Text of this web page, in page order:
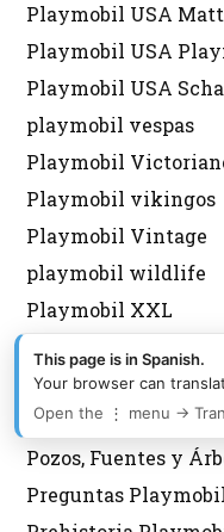
Playmobil USA
Playmobil USA
Playmobil USA
playmobil vespas
Playmobil
Playmobil vikingos
Playmobil Vintage
playmobil wildlife
Playmobil XXL
Policias Playmobil
PopStars y Música
Porsche Playmobil
Pozos, Fuentes y
Preguntas
This page is in Spanish.
Your browser can
Open the ⋮ menu →